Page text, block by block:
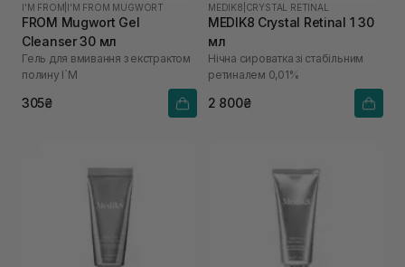
I'M FROM I'M FROM MUGWORT
FROM Mugwort Gel
Cleanser 30 мл
Гель для вмивання з екстрактом
полину I`M
305₴
MEDIK8 CRYSTAL RETINAL
MEDIK8 Crystal Retinal 1 30
мл
Нічна сироватка зі стабільним
ретиналем 0,01%
2 800₴